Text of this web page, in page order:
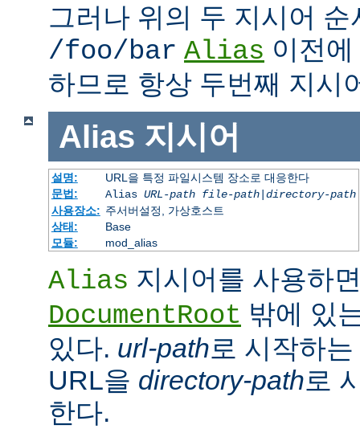
그러나 위의 두 지시어 순
/foo/bar Alias 이전에
하므로 항상 두번째 지시
Alias 지시어
설명:
URL을 특정 파일시스템 장소로 대응한다
문법:
Alias URL-path file-path| directory-path
사용장소: 주서버설정, 가상호스트
상태:
Base
모듈:
mod_alias
Alias 지시어를 사용하
DocumentRoot 밖에 있
있다. url-path로 시작하
URL을 directory-path로
한다.